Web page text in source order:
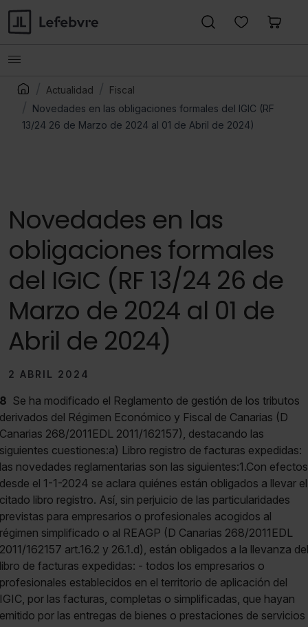
Actualidad
Fiscal
Novedades en las obligaciones formales del IGIC (RF
13/24 26 de Marzo de 2024 al 01 de Abril de 2024)
Novedades en las
obligaciones formales
del IGIC (RF 13/24 26 de
Marzo de 2024 al 01 de
Abril de 2024)
2 ABRIL 2024
8 Se ha modificado el Reglamento de gestión de los tributos
derivados del Régimen Económico y Fiscal de Canarias (D
Canarias 268/2011EDL 2011/162157), destacando las
siguientes cuestiones:a) Libro registro de facturas expedidas:
las novedades reglamentarias son las siguientes:1.Con efectos
desde el 1-1-2024 se aclara quiénes están obligados a llevar el
citado libro registro. Así, sin perjuicio de las particularidades
previstas para empresarios o profesionales acogidos al
régimen simplificado o al REAGP (D Canarias 268/2011EDL
2011/162157 art.16.2 y 26.1.d), están obligados a la llevanza del
libro de facturas expedidas: - todos los empresarios o
profesionales establecidos en el territorio de aplicación del
IGIC, por las facturas, completas o simplificadas, que hayan
emitido por las entregas de bienes o prestaciones de servicios